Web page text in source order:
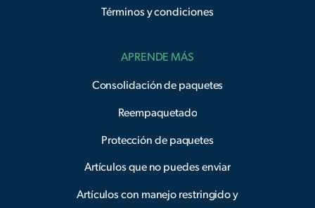
Términos y condiciones
APRENDE MÁS
Consolidación de paquetes
Reempaquetado
Protección de paquetes
Artículos que no puedes enviar
Artículos con manejo restringido y